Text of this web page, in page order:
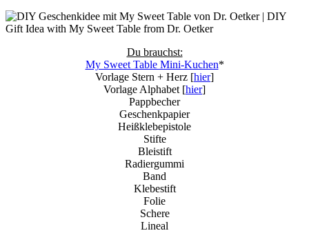
Du brauchst:
My Sweet Table Mini-Kuchen*
Vorlage Stern + Herz [hier]
Vorlage Alphabet [hier]
Pappbecher
Geschenkpapier
Heißklebepistole
Stifte
Bleistift
Radiergummi
Band
Klebestift
Folie
Schere
Lineal